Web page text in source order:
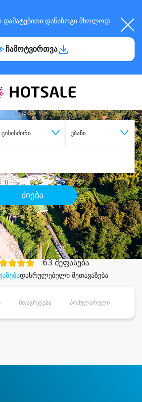
დამატებითი დანაზოგი მხოლოდ
ჩამოტვირთვა
ციხისძირი უბანი
ძიება
მომსახურება
დანაზოგით
დასრულებული შეთავაზება
63 შეფასება
მთავრდება პოპულარული